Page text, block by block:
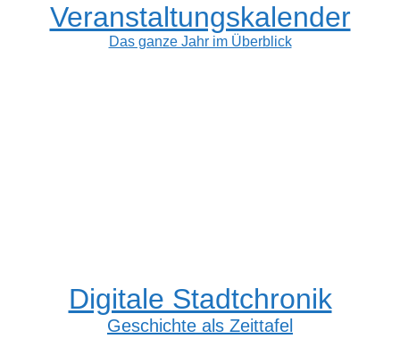
Veranstaltungskalender
Das ganze Jahr im Überblick
Digitale Stadtchronik
Geschichte als Zeittafel